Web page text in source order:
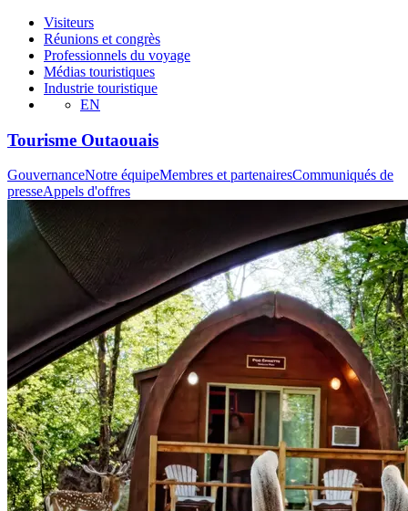
Visiteurs
Réunions et congrès
Professionnels du voyage
Médias touristiques
Industrie touristique
EN
Tourisme Outaouais
GouvernanceNotre équipeMembres et partenairesCommuniqués de
presseAppels d'offres